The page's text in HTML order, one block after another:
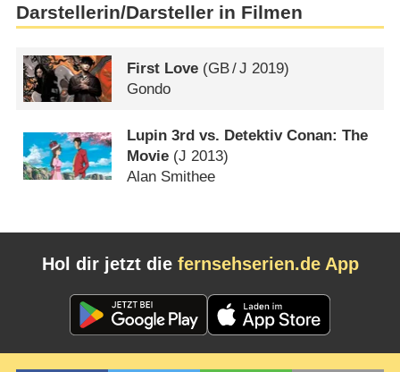
Darstellerin/Darsteller in Filmen
First Love (GB/J 2019)
Gondo
Lupin 3rd vs. Detektiv Conan: The
Movie (J 2013)
Alan Smithee
Hol dir jetzt die fernsehserien.de App